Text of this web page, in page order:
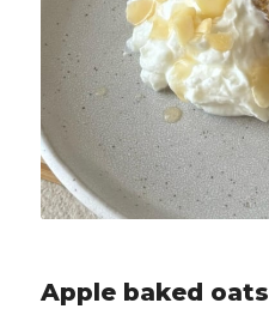
Apple baked oats